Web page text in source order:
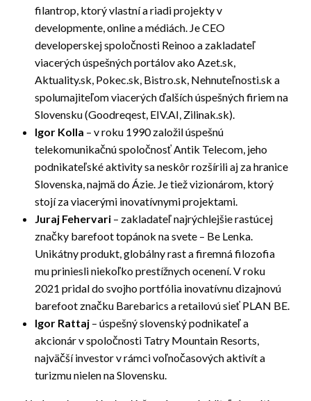
filantrop, ktorý vlastní a riadi projekty v
developmente, online a médiách. Je CEO
developerskej spoločnosti Reinoo a zakladateľ
viacerých úspešných portálov ako Azet.sk,
Aktuality.sk, Pokec.sk, Bistro.sk, Nehnuteľnosti.sk a
spolumajiteľom viacerých ďalších úspešných firiem na
Slovensku (Goodreqest, EIV.AI, Zilinak.sk).
Igor Kolla – v roku 1990 založil úspešnú
telekomunikačnú spoločnosť Antik Telecom, jeho
podnikateľské aktivity sa neskôr rozšírili aj za hranice
Slovenska, najmä do Ázie. Je tiež vizionárom, ktorý
stojí za viacerými inovatívnymi projektami.
Juraj Fehervari – zakladateľ najrýchlejšie rastúcej
značky barefoot topánok na svete – Be Lenka.
Unikátny produkt, globálny rast a firemná filozofia
mu priniesli niekoľko prestížnych ocenení. V roku
2021 pridal do svojho portfólia inovatívnu dizajnovú
barefoot značku Barebarics a retailovú sieť PLAN BE.
Igor Rattaj – úspešný slovenský podnikateľ a
akcionár v spoločnosti Tatry Mountain Resorts,
najväčší investor v rámci voľnočasových aktivít a
turizmu nielen na Slovensku.